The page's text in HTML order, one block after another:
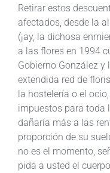
Retirar estos
afectados, desde la
(¡ay, la dichosa
a las flores en 1994
Gobierno González
extendida red de
la hostelería o el
impuestos para toda
dañaría más a las
proporción de su
no es el momento,
pida a usted el